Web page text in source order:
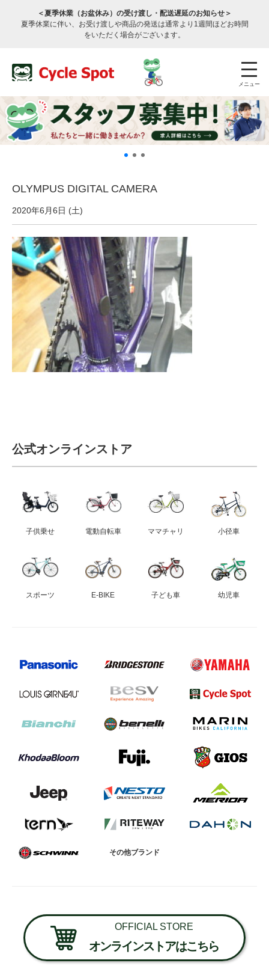
＜夏季休業（お盆休み）の受け渡し・配送遅延のお知らせ＞
夏季休業に伴い、お受け渡しや商品の発送は通常より1週間ほどお時間
をいただく場合がございます。
メニュー
サービスのご案内
サービス全般
修理・メンテナンス工賃
盗難保証
PB全車種カタログ
Norwayシリーズ
コンテンツ
特集
その他
お問い合わせ
OLYMPUS DIGITAL CAMERA
2020年6月6日 (土)
公式オンラインストア
子供乗せ 電動自転車 ママチャリ 小径車
スポーツ E-BIKE 子ども車 幼児車
その他ブランド
OFFICIAL STORE
オンラインストアはこちら